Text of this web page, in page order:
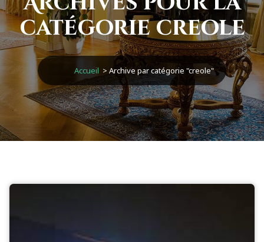
catégorie creole
Accueil > Archive par catégorie "creole"